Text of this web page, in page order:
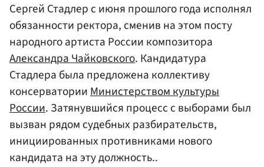
Сергей Стадлер с июня прошлого года исполнял
обязанности ректора, сменив на этом посту
народного артиста России композитора
Александра Чайковского. Кандидатура
Стадлера была предложена коллективу
консерваторииМинистерством культуры
России. Затянувшийся процесс с выборами был
вызван рядом судебных разбирательств,
инициированных противниками нового
кандидата на эту должность..